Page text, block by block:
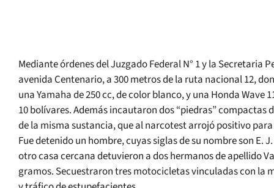
Mediante órdenes del Juzgado Federal N° 1 y la Secretaria
avenida Centenario, a 300 metros de la ruta nacional 12,
una Yamaha de 250 cc, de color blanco, y una Honda Wave
10 bolívares. Además incautaron dos “piedras”
de la misma sustancia, que al narcotest arrojó positivo
Fue detenido un hombre, cuyas siglas de su nombre son E.
otro casa cercana detuvieron a dos hermanos de apellido
gramos. Secuestraron tres motocicletas vinculadas con la